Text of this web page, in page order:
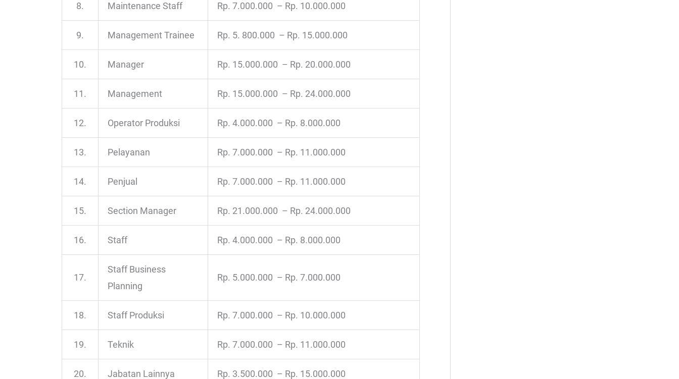
8. Maintenance Staff Rp. 7.000.000 – Rp. 10.000.000
9. Management Trainee Rp. 5. 800.000 – Rp. 15.000.000
10. Manager Rp. 15.000.000 – Rp. 20.000.000
11. Management Rp. 15.000.000 – Rp. 24.000.000
12. Operator Produksi Rp. 4.000.000 – Rp. 8.000.000
13. Pelayanan Rp. 7.000.000 – Rp. 11.000.000
14. Penjual Rp. 7.000.000 – Rp. 11.000.000
15. Section Manager Rp. 21.000.000 – Rp. 24.000.000
16. Staff Rp. 4.000.000 – Rp. 8.000.000
17.
Staff Business
Planning
Rp. 5.000.000 – Rp. 7.000.000
18. Staff Produksi Rp. 7.000.000 – Rp. 10.000.000
19. Teknik Rp. 7.000.000 – Rp. 11.000.000
20. Jabatan Lainnya Rp. 3.500.000 – Rp. 15.000.000